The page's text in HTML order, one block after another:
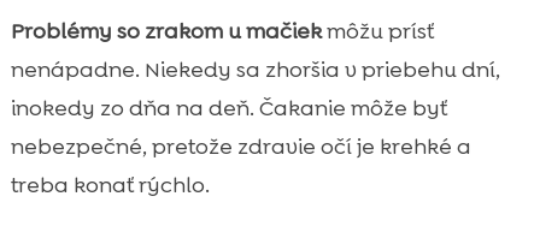
 Príčiny zhoršeného zraku: od infekcie po
zranenie
 Očné ochorenia, ktoré sa u mačiek
vyskytujú najčastejšie
Keď je problém v celkovom zdraví:
systémové ochorenia a zrak
Problémy so zrakom u mačiekmôžu prísť
nenápadne. Niekedy sa zhoršia v priebehu dní,
inokedy zo dňa na deň. Čakanie môže byť
nebezpečné, pretože zdravie očí je krehké a
treba konať rýchlo.